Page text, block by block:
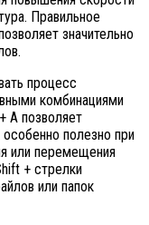
Правильное
значительно
процесс
комбинациями
A позволяет
полезно при
или перемещения
+ стрелки
или папок